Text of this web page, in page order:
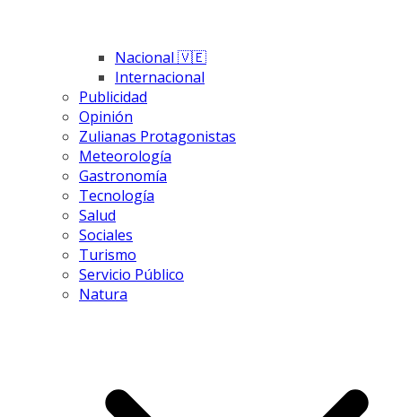
Nacional 🇻🇪
Internacional
Publicidad
Opinión
Zulianas Protagonistas
Meteorología
Gastronomía
Tecnología
Salud
Sociales
Turismo
Servicio Público
Natura